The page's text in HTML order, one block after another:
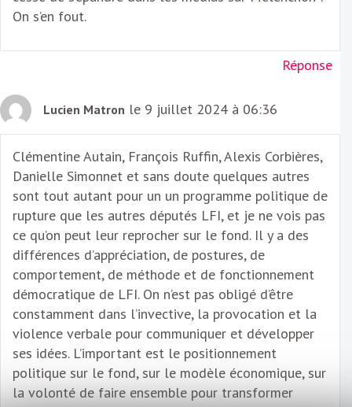
On s’en fout.
Réponse
Lucien Matron le 9 juillet 2024 à 06:36
Clémentine Autain, François Ruffin, Alexis Corbières,
Danielle Simonnet et sans doute quelques autres
sont tout autant pour un un programme politique de
rupture que les autres députés LFI, et je ne vois pas
ce qu’on peut leur reprocher sur le fond. Il y a des
différences d’appréciation, de postures, de
comportement, de méthode et de fonctionnement
démocratique de LFI. On n’est pas obligé d’être
constamment dans l’invective, la provocation et la
violence verbale pour communiquer et développer
ses idées. L’important est le positionnement
politique sur le fond, sur le modèle économique, sur
la volonté de faire ensemble pour transformer